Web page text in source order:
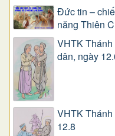
Đức tin –
năng Thiên
VHTK
dân, ngày
VHTK
12.8